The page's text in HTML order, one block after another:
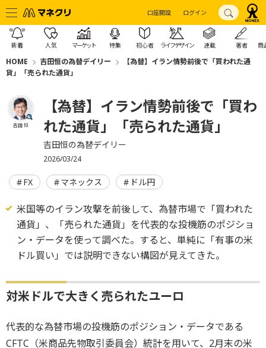
口座開設 ログイン
新着 人気 マーケット 特集 初心者 ライフデザイン 連載 著者 商
HOME 吉田恒の為替デイリー
【為替】イラン情勢前後で「買われた通
貨」「売られた通貨」
吉田 恒
【為替】イラン情勢前後で「買わ
れた通貨」「売られた通貨」
吉田恒の為替デイリー
2026/03/24
FX マネックス ドル円
米国等のイラン攻撃を前後して、為替市場で「買われた
通貨」、「売られた通貨」を代表的な投機筋のポジショ
ン・データを使って調べた。すると、単純に「有事の米
ドル買い」では説明できない構図が見えてきた。
対米ドルで大きく売られたユーロ
代表的な為替市場の投機筋のポジション・データである
CFTC（米商品先物取引委員会）統計を用いて、2月末の米